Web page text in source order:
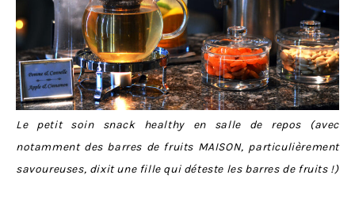
Le petit soin snack healthy en salle de repos (avec
notamment des barres de fruits MAISON, particulièrement
savoureuses, dixit une fille qui déteste les barres de fruits !)